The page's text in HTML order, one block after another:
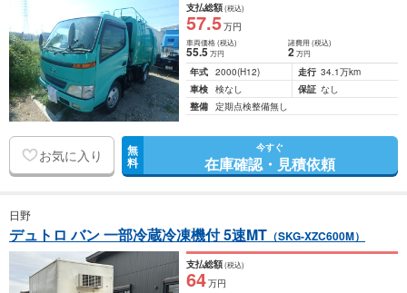
支払総額(税込)
57.5万円
車両価格(税込)
55.5万円
諸費用 (税込)
2 万円
年式 2000(H12) 走行 34.1万km
車検 検なし 保証 なし
整備 定期点検整備無し
お気に入り 無
料
今すぐ
在庫確認・見積依頼
日野
デュトロ バン 一部冷蔵冷凍機付 5速MT （SKG-XZC600M）
支払総額(税込)
64万円